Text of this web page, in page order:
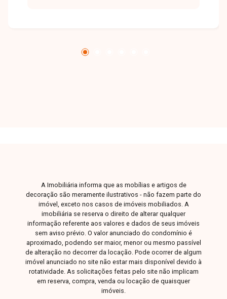
com armários, cozinha com armários planejados
em contato e agende sua visita!
A Imobiliária informa que as mobílias e artigos de
decoração são meramente ilustrativos - não fazem parte do
imóvel, exceto nos casos de imóveis mobiliados. A
imobiliária se reserva o direito de alterar qualquer
informação referente aos valores e dados de seus imóveis
sem aviso prévio. O valor anunciado do condomínio é
aproximado, podendo ser maior, menor ou mesmo passível
de alteração no decorrer da locação. Pode ocorrer de algum
imóvel anunciado no site não estar mais disponível devido à
rotatividade. As solicitações feitas pelo site não implicam
em reserva, compra, venda ou locação de quaisquer
imóveis.